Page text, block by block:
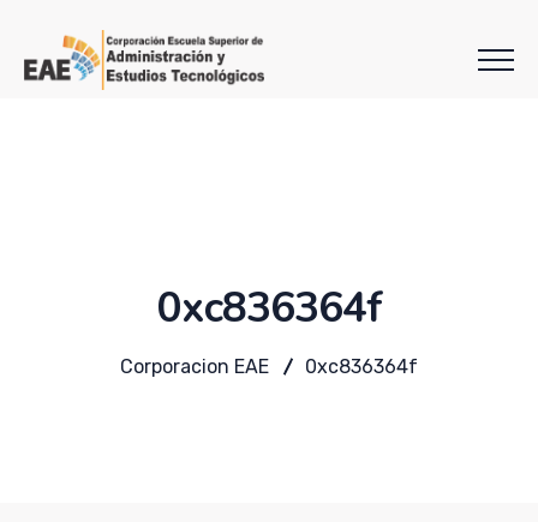
0xc836364f
Corporacion EAE 0xc836364f